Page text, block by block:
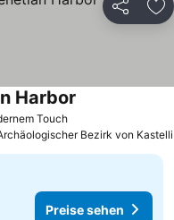
Teilen
TouchPreise sehen
Harbor
Bezirk von Kastelli
Preise sehen